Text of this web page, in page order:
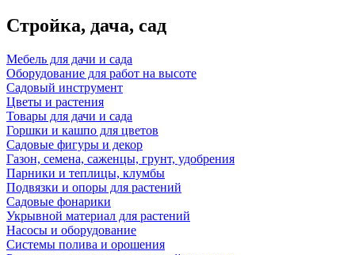
Стройка, дача, сад
Мебель для дачи и сада
Оборудование для работ на высоте
Садовый инструмент
Цветы и растения
Товары для дачи и сада
Горшки и кашпо для цветов
Садовые фигуры и декор
Газон, семена, саженцы, грунт, удобрения
Парники и теплицы, клумбы
Подвязки и опоры для растений
Садовые фонарики
Укрывной материал для растений
Насосы и оборудование
Системы полива и орошения